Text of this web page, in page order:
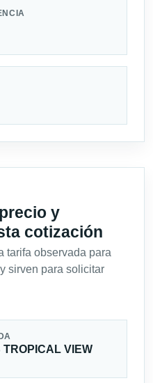
y
cotización
tarifa observada para
sirven para solicitar
VIEW